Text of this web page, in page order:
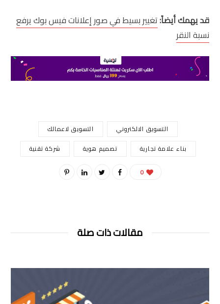
قد يهمك أيضاً:تغيير بسيط في صور إعلانات فيس بوك يرفع
نسبة النقر
التسويق الالكتروني
التسويق لاعمالك
بناء علامة تجارية
تصميم هوية شركة تقنية
0
مقالات ذات صلة